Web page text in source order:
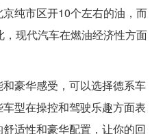
纯市区开10个左右的油，而
现代汽车在燃油经济性方面
豪华感受，可以选择德系车
型在操控和驾驶乐趣方面表
适性和豪华配置，让你的回